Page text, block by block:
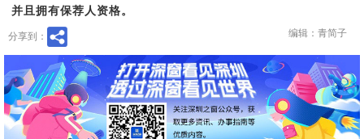
并且拥有保荐人资格。
分享到： 编辑：青简子